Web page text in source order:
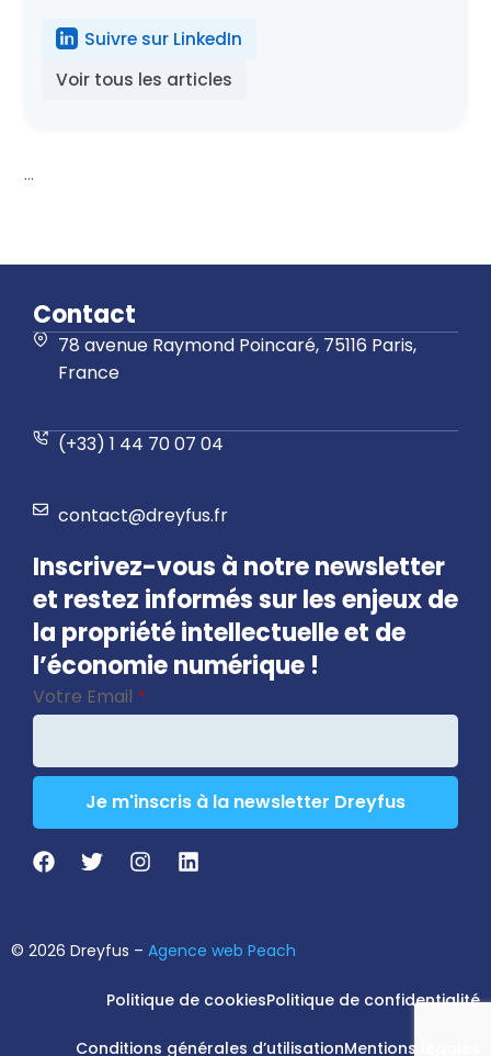
Suivre sur LinkedIn
Voir tous les articles
...
Contact
78 avenue Raymond Poincaré, 75116 Paris,
France
(+33) 1 44 70 07 04
contact@dreyfus.fr
Inscrivez-vous à notre newsletter
et restez informés sur les enjeux de
la propriété intellectuelle et de
l’économie numérique !
Votre Email *
Je m'inscris à la newsletter Dreyfus
Phone
© 2026 Dreyfus – Agence web Peach
Politique de cookiesPolitique de confidentialité
Conditions générales d’utilisationMentions légales